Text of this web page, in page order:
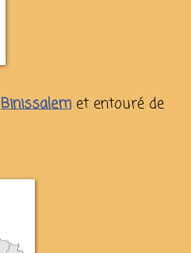
Binissalem et entouré de